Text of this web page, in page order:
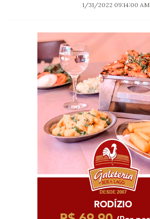
1/31/2022 09:14:00 AM